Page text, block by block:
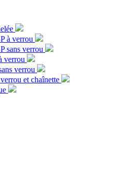
à verrou
sans verrou
verrou
verrou
et chaînette